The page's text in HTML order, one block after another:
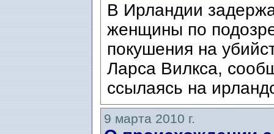
В Ирландии
женщины по
покушения на
Ларса Вилкса,
ссылаясь на
9 марта 2010 г.